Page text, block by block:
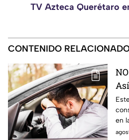
TV Azteca Querétaro
CONTENIDO
en